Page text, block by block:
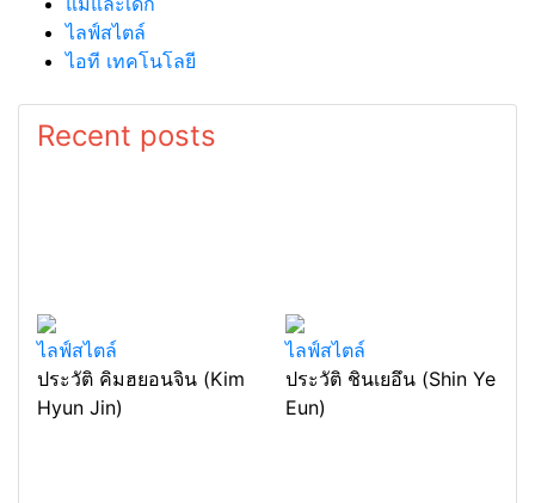
ไลฟ์สไตล์
ไอที เทคโนโลยี
Recent posts
ไลฟ์สไตล์
ประวัติ คิมฮยอนจิน (Kim
Hyun Jin)
ไลฟ์สไตล์
ประวัติ ชินเยอึน (Shin Ye
Eun)